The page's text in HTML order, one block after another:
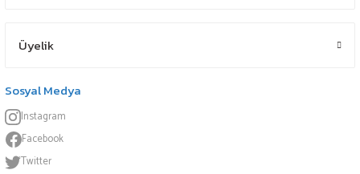
Üyelik
Sosyal Medya
Instagram
Facebook
Twitter